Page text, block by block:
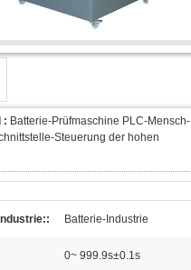
: Batterie-Prüfmaschine PLC-Mensch-
Steuerung der hohen
Batterie-Industrie
0~ 999.9s±0.1s